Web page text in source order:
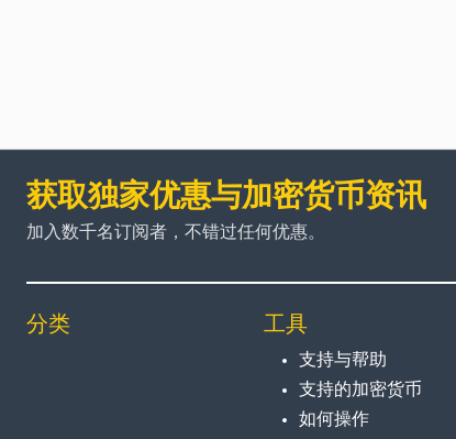
获取独家优惠与加密货币资讯
加入数千名订阅者，不错过任何优惠。
分类 工具
支持与帮助
支持的加密货币
如何操作